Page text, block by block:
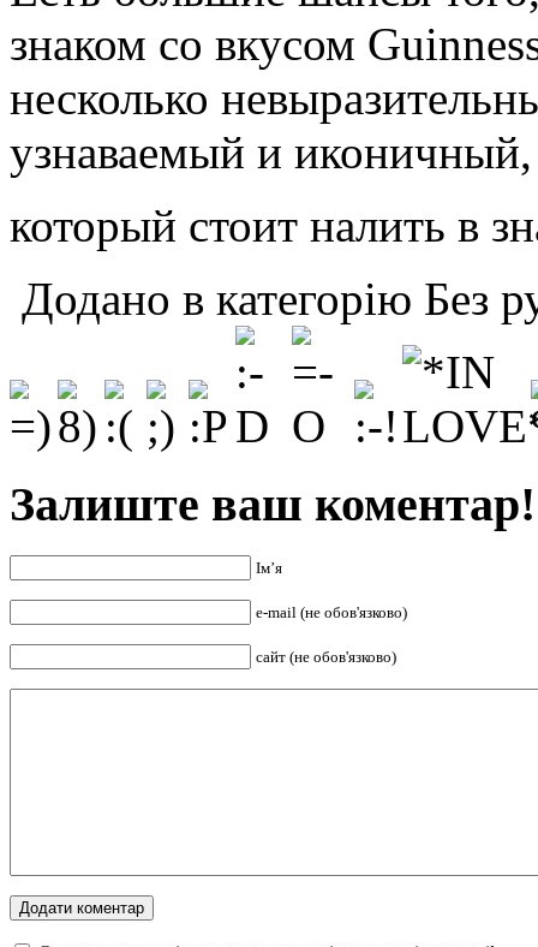
знаком со вкусом
несколько
узнаваемый и иконичный,
который стоит налить в
Додано в категорію Без
Залиште ваш коментар!
Ім’я
e-mail (не обов'язково)
сайт (не обов'язково)